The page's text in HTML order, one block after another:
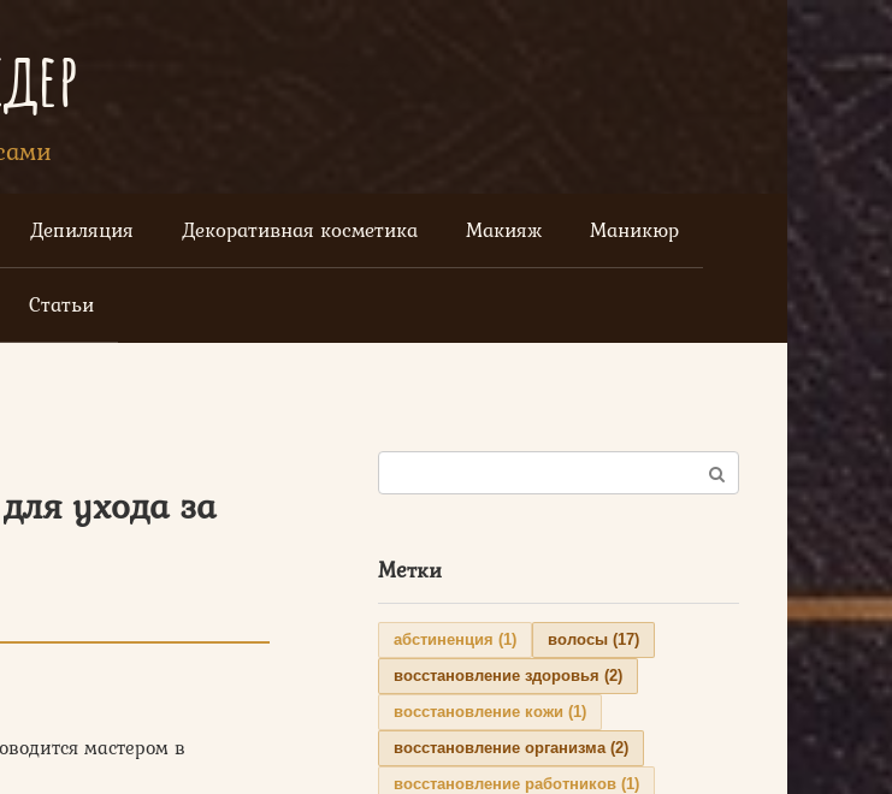
Депиляция Декоративная косметика Макияж Маникюр
Статьи
ухода за
мастером в
Поиск:
Метки
абстиненция (1) волосы (17)
восстановление здоровья (2)
восстановление кожи (1)
восстановление организма(2)
восстановление работников (1)